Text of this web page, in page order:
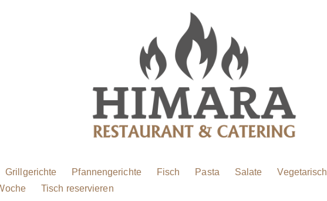
Grillgerichte Pfannengerichte Fisch Pasta Salate Vegetarisch
Tisch reservieren